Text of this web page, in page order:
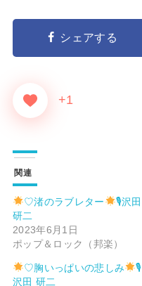
シェアする
+1
関連
♡渚のラブレター
🎙沢田
研二
2023年6月1日
ポップ＆ロック（邦楽）
♡胸いっぱいの悲しみ
🎙
沢田 研二